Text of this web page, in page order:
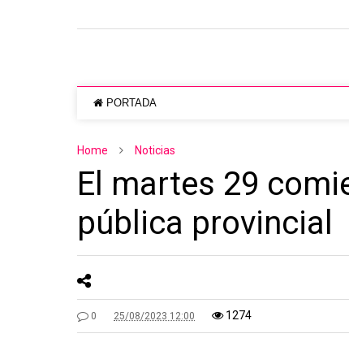
PORTADA
Home Noticias
El martes 29
pública provincial
0 25/08/2023 12:00 1274